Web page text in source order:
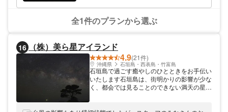
全1件のプランから選ぶ
16
（株）美ら星アイランド
4.9(21件)
沖縄県 石垣島・西表島・竹富島
石垣島で過ごす癒やしのひとときをお手伝い
いたします石垣島は、街明かりの影響が少な
く、都会では見ることのできない満天の星空